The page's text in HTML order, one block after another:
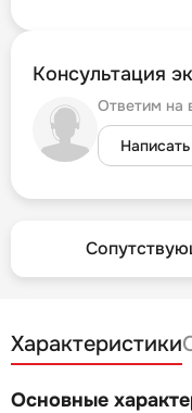
Консультация
Ответим на
Написать
Характеристики
Основные